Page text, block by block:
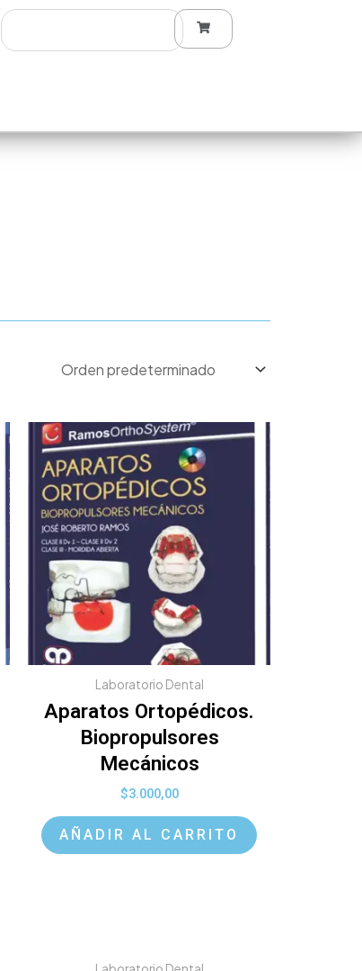
Search
Laboratorio Dental
Aparatos Ortopédicos.
Biopropulsores
Mecánicos
$3.000,00
AÑADIR AL CARRITO